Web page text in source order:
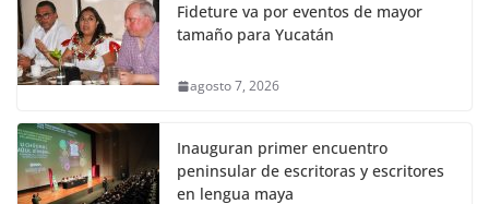
Fideture va por eventos de mayor
tamaño para Yucatán
agosto 7, 2026
Inauguran primer encuentro
peninsular de escritoras y escritores
en lengua maya